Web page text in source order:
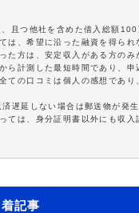
且つ他社を含めた借入総額
は、希望に沿った融資を得られ
た方は、安定収入がある方のみ
計測した最短時間であり、申
ての口コミは個人の感想であ
遅延しない場合は郵送物が発生
ては、身分証明書以外にも収入
記事